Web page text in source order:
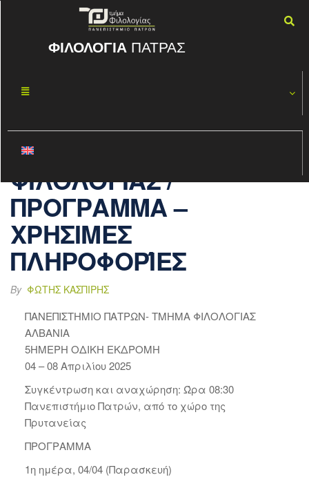
ΦΙΛΟΛΟΓΙΑ ΠΑΤΡΑΣ
31
ΣΤΗΝ ΑΛΒΑΝΙΑ
ΤΟΥ ΤΜΗΜΑΤΟΣ
ΦΙΛΟΛΟΓΙΑΣ /
ΠΡΟΓΡΑΜΜΑ –
ΧΡΗΣΙΜΕΣ
ΠΛΗΡΟΦΟΡΊΕΣ
By ΦΏΤΗΣ ΚΑΣΠΊΡΗΣ
ΠΑΝΕΠΙΣΤΗΜΙΟ ΠΑΤΡΩΝ- ΤΜΗΜΑ ΦΙΛΟΛΟΓΙΑΣ
ΑΛΒΑΝΙΑ
5ΗΜΕΡΗ ΟΔΙΚΗ ΕΚΔΡΟΜΗ
04 – 08 Απριλίου 2025
Συγκέντρωση και αναχώρηση: Ώρα 08:30
Πανεπιστήμιο Πατρών, από το χώρο της
Πρυτανείας
ΠΡΟΓΡΑΜΜΑ
1η ημέρα, 04/04 (Παρασκευή)